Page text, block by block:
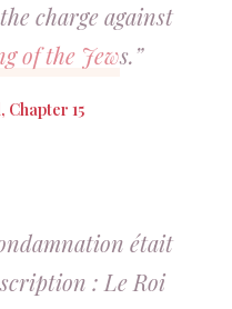
charge against
of the Jews.”
Chapter 15
était
: Le Roi